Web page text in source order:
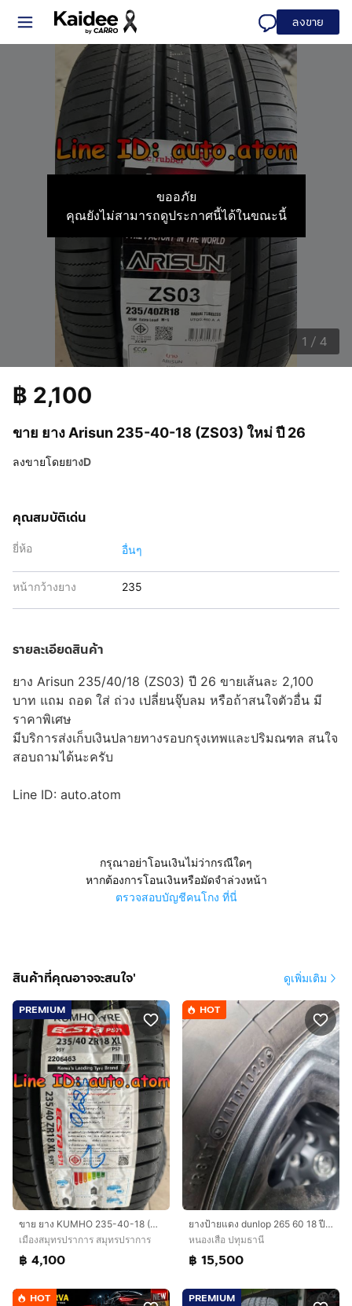
ลงขาย
ขออภัย
คุณยังไม่สามารถดูประกาศนี้ได้ในขณะนี้
1 / 4
ขาย ยาง Arisun 235-40-18 (ZS03) ใหม่ ปี 26
฿ 2,100
ลงขายโดยยางD
คุณสมบัติเด่น
ยี่ห้อ อื่นๆ
หน้ากว้างยาง 235
รายละเอียดสินค้า
ยาง Arisun 235/40/18 (ZS03) ปี 26 ขายเส้นละ 2,100
บาท แถม ถอด ใส่ ถ่วง เปลี่ยนจุ๊บลม หรือถ้าสนใจตัวอื่น มี
ราคาพิเศษ
มีบริการส่งเก็บเงินปลายทางรอบกรุงเทพและปริมณฑล สนใจ
สอบถามได้นะครับ
Line ID: auto.atom
กรุณาอย่าโอนเงินไม่ว่ากรณีใดๆ
หากต้องการโอนเงินหรือมัดจำล่วงหน้า
ตรวจสอบบัญชีคนโกง ที่นี่
สินค้าที่คุณอาจจะสนใจ' ดูเพิ่มเติม
PREMIUM
ขาย ยาง KUMHO 235-40-18 (PS72) ใหม่ ปี 26
เมืองสมุทรปราการ สมุทรปราการ
฿ 4,100
HOT
ยางป้ายแดง dunlop 265 60 18 ปี 26 มีตุ่มหน้ายางทุกเส้น
หนองเสือ ปทุมธานี
฿ 15,500
HOT PREMIUM